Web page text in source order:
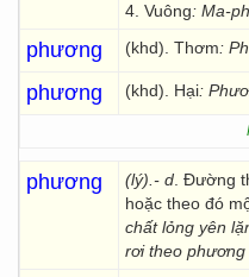
4. Vuông: Ma-
phương (khd). Thơm:
phương (khd). Hại:
phương (lý).- d . Đường
hoặc theo đó
chất lỏng yên
rơi theo phương